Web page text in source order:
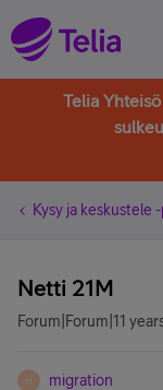
Telia
Kysy ja keskustele
Netti 21M
Forum|Forum|11
M migration